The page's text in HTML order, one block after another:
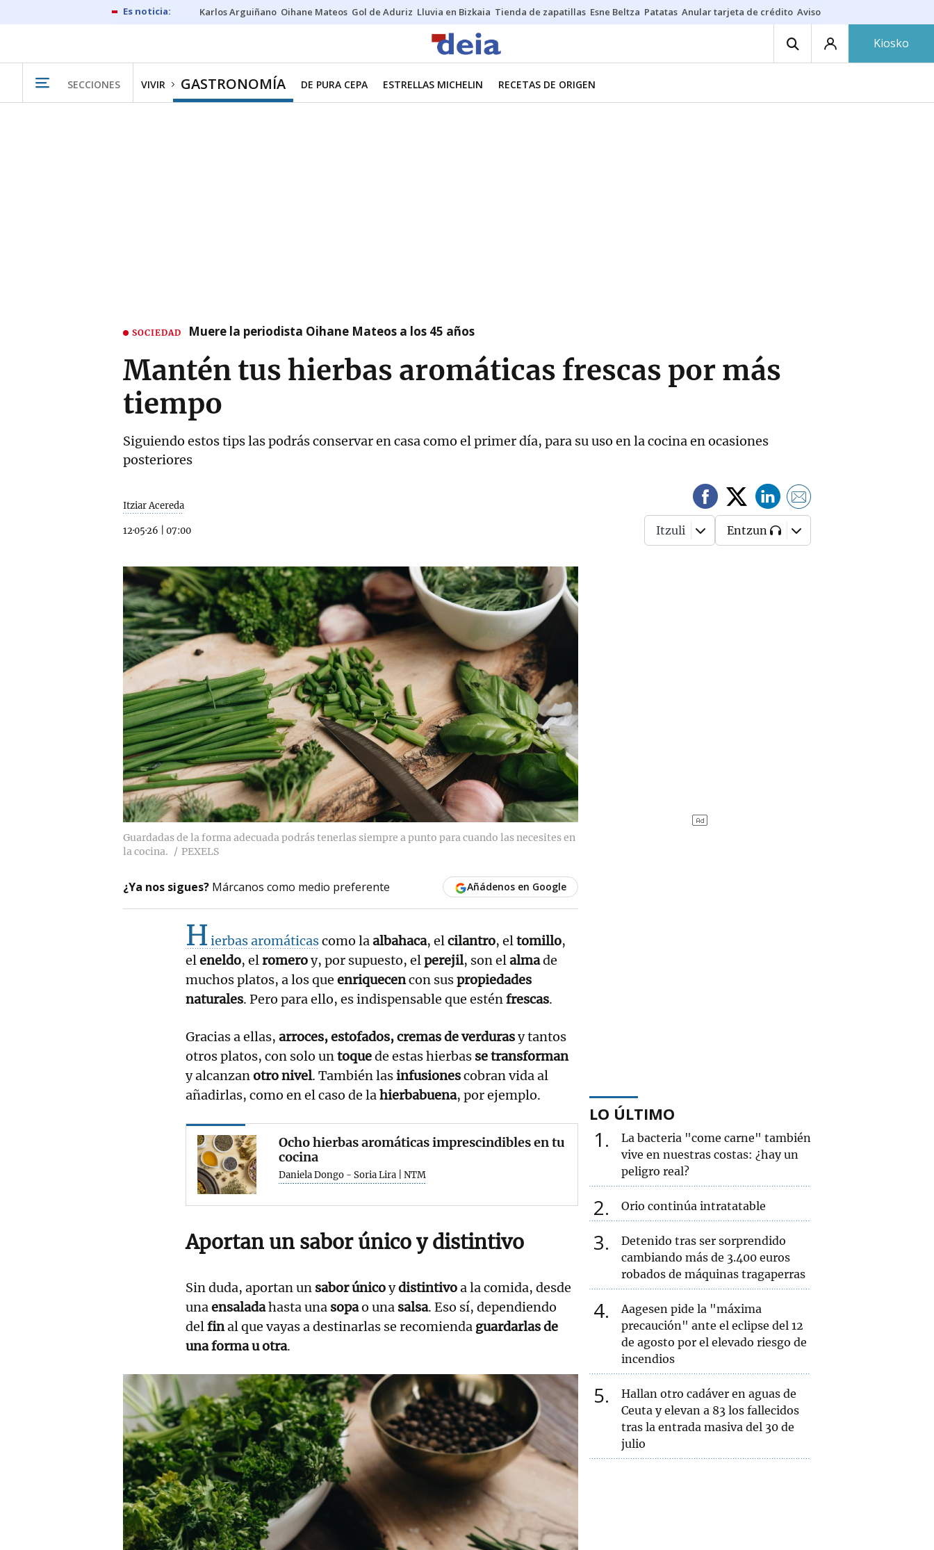
Karlos Arguiñano Oihane Mateos Gol de Aduriz Lluvia en Bizkaia Tienda de zapatillas Esne Beltza Patatas Anular tarjeta de crédito Aviso amarillo
Kiosko
SECCIONES VIVIR GASTRONOMÍA DE PURA CEPA ESTRELLAS MICHELIN RECETAS DE ORIGEN
SOCIEDAD Muere la periodista Oihane Mateos a los 45 años
Mantén tus hierbas aromáticas frescas por más
tiempo
Siguiendo estos tips las podrás conservar en casa como el primer día, para su uso en la cocina en ocasiones
posteriores
Itziar Acereda
12·05·26 07:00 Itzuli Entzun
Guardadas de la forma adecuada podrás tenerlas siempre a punto para cuando las necesites en
la cocina.
PEXELS
¿Ya nos sigues? Márcanos como medio preferente Añádenos en Google
H ierbas aromáticascomo laalbahaca, elcilantro, eltomillo,
eleneldo, elromeroy, por supuesto, elperejil, son elalmade
muchos platos, a los que enriquecencon suspropiedades
naturales. Pero para ello, es indispensable que esténfrescas.
Gracias a ellas, arroces, estofados, cremas de verdurasy tantos
otros platos, con solo untoquede estas hierbas se transforman
y alcanzanotro nivel. También lasinfusionescobran vida al
añadirlas, como en el caso de lahierbabuena, por ejemplo.
Ocho hierbas aromáticas imprescindibles en tu
cocina
Daniela Dongo - Soria Lira | NTM
Aportan un sabor único y distintivo
Sin duda, aportan un sabor únicoydistintivoa la comida, desde
unaensaladahasta una sopao una salsa. Eso sí, dependiendo
delfinal que vayas a destinarlas se recomienda guardarlas de
una forma u otra.
LO ÚLTIMO
1
La bacteria "come carne" también
vive en nuestras costas: ¿hay un
peligro real?
2 Orio continúa intratatable
3
Detenido tras ser sorprendido
cambiando más de 3.400 euros
robados de máquinas tragaperras
4
Aagesen pide la "máxima
precaución" ante el eclipse del 12
de agosto por el elevado riesgo de
incendios
5
Hallan otro cadáver en aguas de
Ceuta y elevan a 83 los fallecidos
tras la entrada masiva del 30 de
julio